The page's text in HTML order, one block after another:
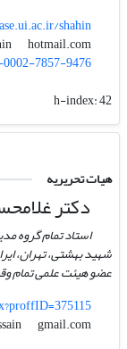
ase.ui.ac.ir/shahin
arashshahin
hotmail.com
7857-9476
h-index:42
هیات تحریریه
دکتر
استاد تمام گروه
شهید بهشتی، تهران،
عضو هیئت علمی تمام
ghhossain
gmail.com